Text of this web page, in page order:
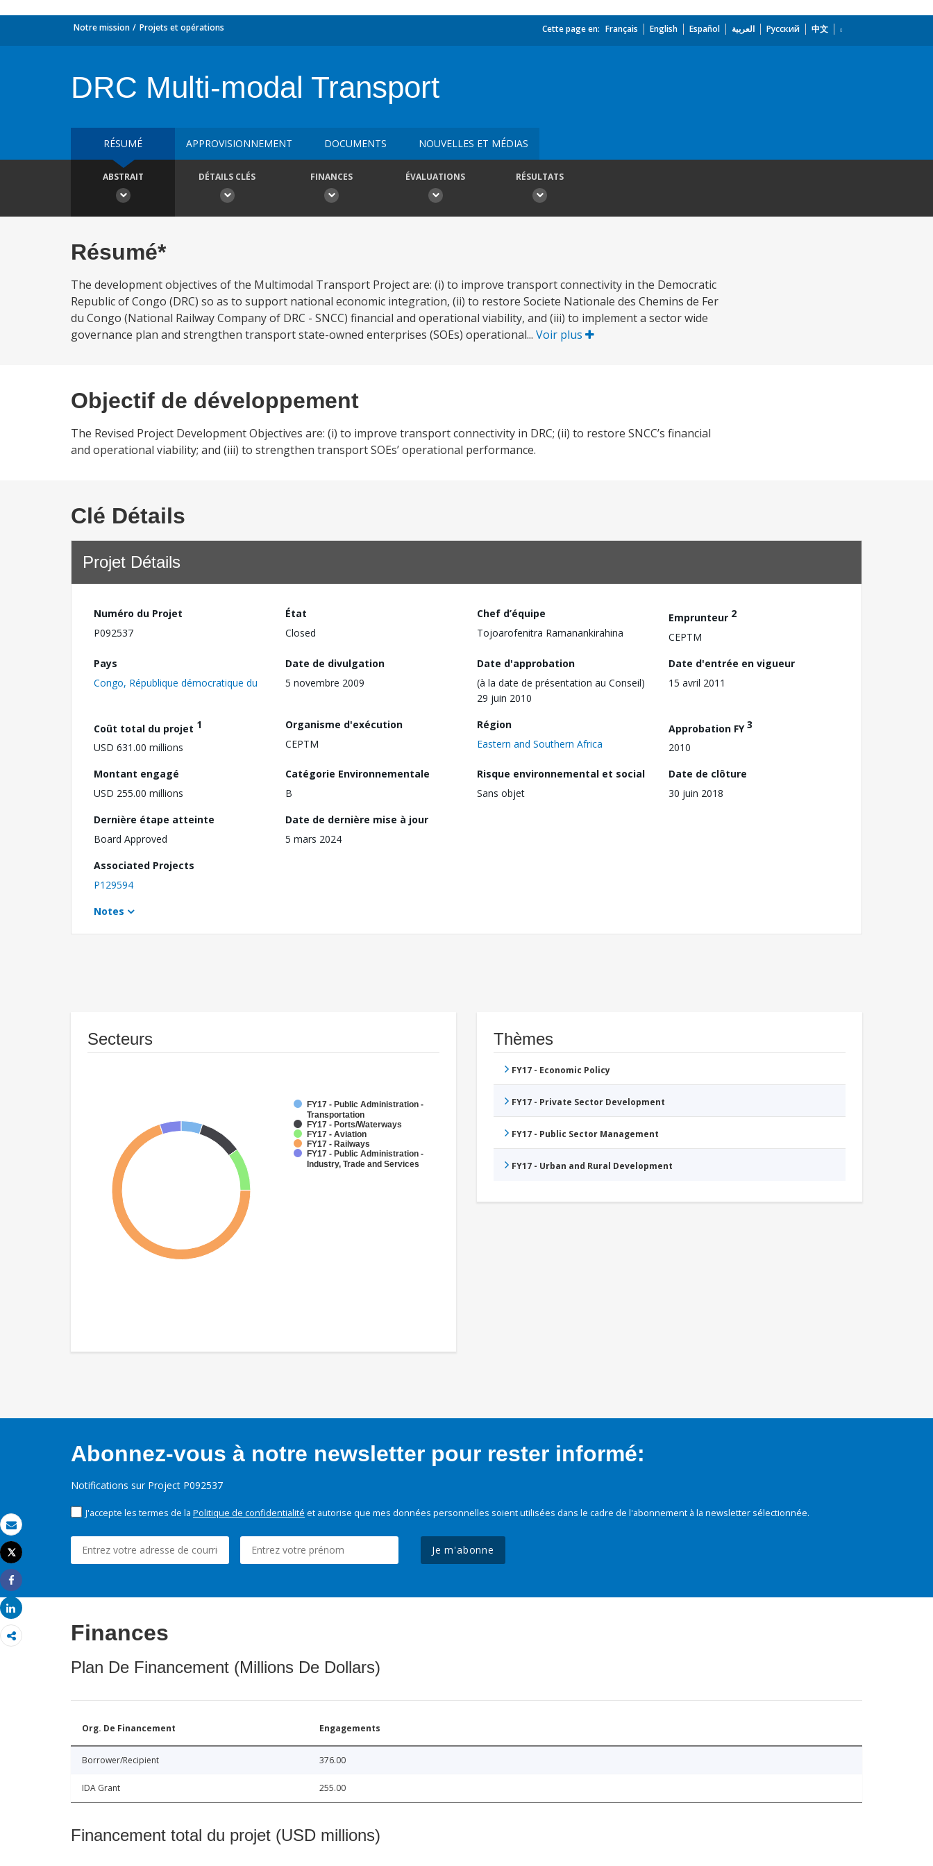
Email
Imprimer
Tweet
Share
Share
Notre mission Projets et opérations Cette page en: Français English Español العربية Русский 中文
DRC Multi-modal Transport
RÉSUMÉ APPROVISIONNEMENT DOCUMENTS NOUVELLES ET MÉDIAS
ABSTRAIT DÉTAILS CLÉS FINANCES ÉVALUATIONS RÉSULTATS
Résumé*
The development objectives of the Multimodal Transport Project are: (i) to improve transport connectivity in the Democratic
Republic of Congo (DRC) so as to support national economic integration, (ii) to restore Societe Nationale des Chemins de Fer
du Congo (National Railway Company of DRC - SNCC) financial and operational viability, and (iii) to implement a sector wide
governance plan and strengthen transport state-owned enterprises (SOEs) operational... Voir plus
Objectif de développement
The Revised Project Development Objectives are: (i) to improve transport connectivity in DRC; (ii) to restore SNCC’s financial
and operational viability; and (iii) to strengthen transport SOEs’ operational performance.
Clé Détails
Projet Détails
Numéro du Projet
P092537
État
Closed
Chef d’équipe
Tojoarofenitra Ramanankirahina
Emprunteur 2
CEPTM
Pays
Congo, République démocratique du
Date de divulgation
5 novembre 2009
Date d'approbation
(à la date de présentation au Conseil)
29 juin 2010
Date d'entrée en vigueur
15 avril 2011
Coût total du projet 1
USD 631.00 millions
Organisme d'exécution
CEPTM
Région
Eastern and Southern Africa
Approbation FY3
2010
Montant engagé
USD 255.00 millions
Catégorie Environnementale
B
Risque environnemental et social
Sans objet
Date de clôture
30 juin 2018
Dernière étape atteinte
Board Approved
Date de dernière mise à jour
5 mars 2024
Associated Projects
P129594
Notes
Secteurs
FY17 - Public Administration -
Transportation
FY17 - Ports/Waterways
FY17 - Aviation
FY17 - Railways
FY17 - Public Administration -
Industry, Trade and Services
Thèmes
FY17 - Economic Policy
FY17 - Private Sector Development
FY17 - Public Sector Management
FY17 - Urban and Rural Development
Abonnez-vous à notre newsletter pour rester informé:
Notifications sur Project P092537
J'accepte les termes de la Politique de confidentialité et autorise que mes données personnelles soient utilisées dans le cadre de l'abonnement à la newsletter sélectionnée.
Je m'abonne
Finances
Plan De Financement (Millions De Dollars)
Org. De Financement Engagements
Borrower/Recipient 376.00
IDA Grant 255.00
Financement total du projet (USD millions)